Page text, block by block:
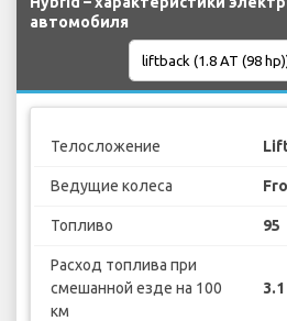
автомобиля
Телосложение
Ведущие колеса
Топливо 95
Расход топлива при
смешанной езде на 100
км